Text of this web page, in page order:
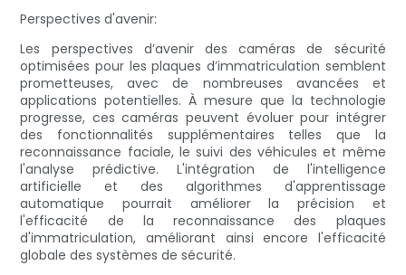
Perspectives d'avenir:
Les perspectives d’avenir des caméras de sécurité
optimisées pour les plaques d’immatriculation semblent
prometteuses, avec de nombreuses avancées et
applications potentielles. À mesure que la technologie
progresse, ces caméras peuvent évoluer pour intégrer
des fonctionnalités supplémentaires telles que la
reconnaissance faciale, le suivi des véhicules et même
l'analyse prédictive. L'intégration de l'intelligence
artificielle et des algorithmes d'apprentissage
automatique pourrait améliorer la précision et
l'efficacité de la reconnaissance des plaques
d'immatriculation, améliorant ainsi encore l'efficacité
globale des systèmes de sécurité.